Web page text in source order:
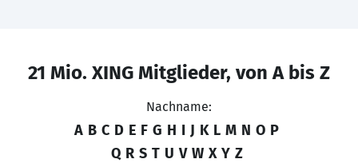
21 Mio. XING Mitglieder, von A bis Z
Nachname:
A B C D E F G H I J K L M N O P
Q R S T U V W X Y Z